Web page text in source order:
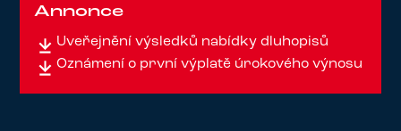
Annonce
Uveřejnění výsledků nabídky dluhopisů
Oznámení o první výplatě úrokového výnosu